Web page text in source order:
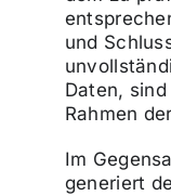
und
Daten,
Rahmen
Im
generiert